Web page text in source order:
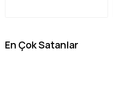
En Çok Satanlar